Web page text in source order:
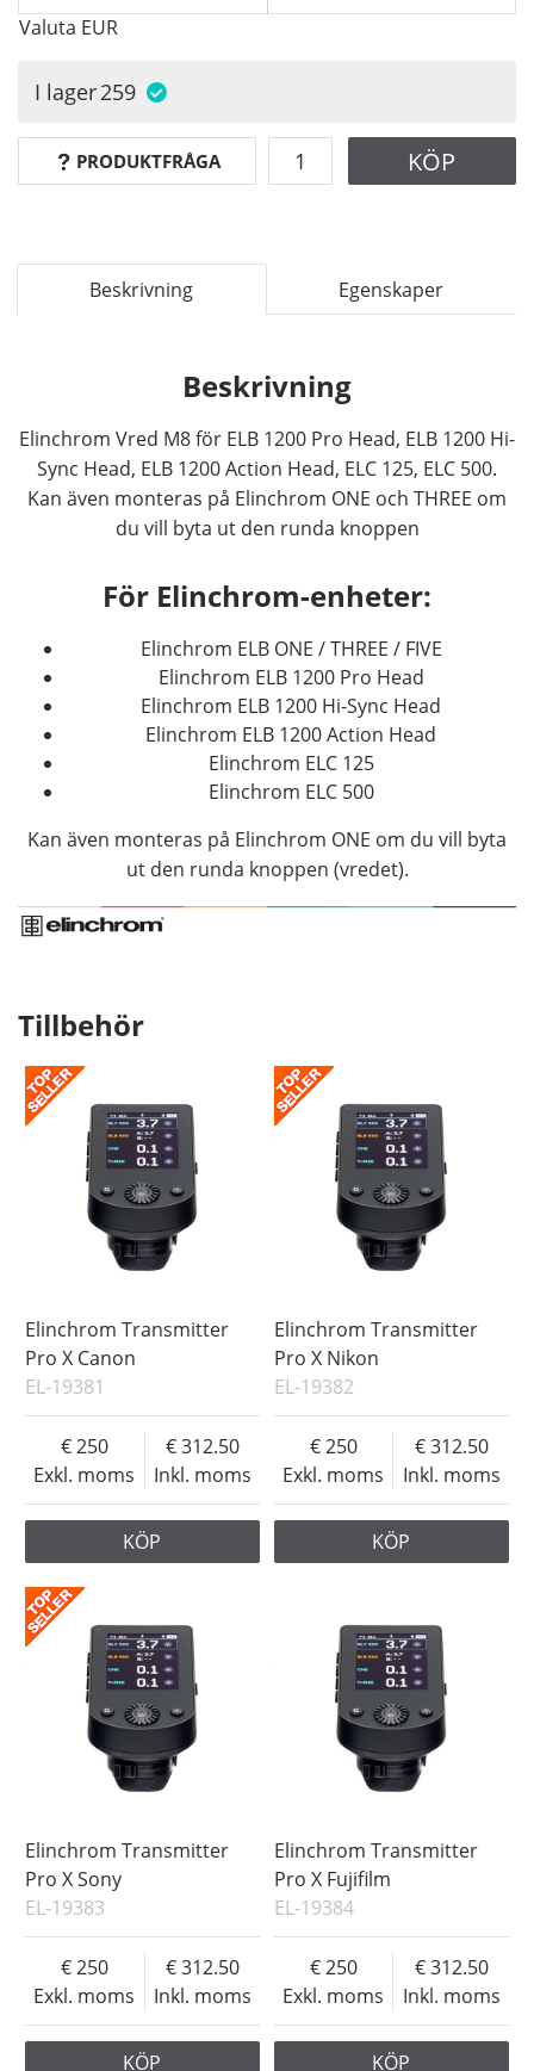
Valuta EUR
I lager259
PRODUKTFRÅGA KÖP
Beskrivning Egenskaper
Beskrivning
Elinchrom Vred M8 för ELB 1200 Pro Head, ELB 1200 Hi-
Sync Head, ELB 1200 Action Head, ELC 125, ELC 500.
Kan även monteras på Elinchrom ONE och THREE om
du vill byta ut den runda knoppen
För Elinchrom-enheter:
Elinchrom ELB ONE / THREE / FIVE
Elinchrom ELB 1200 Pro Head
Elinchrom ELB 1200 Hi-Sync Head
Elinchrom ELB 1200 Action Head
Elinchrom ELC 125
Elinchrom ELC 500
Kan även monteras på Elinchrom ONE om du vill byta
ut den runda knoppen (vredet).
Tillbehör
Elinchrom Transmitter
Pro X Canon
EL-19381
Exkl. moms
250
Inkl. moms
312.50
KÖP
Elinchrom Transmitter
Pro X Nikon
EL-19382
Exkl. moms
250
Inkl. moms
312.50
KÖP
Elinchrom Transmitter
Pro X Sony
EL-19383
Exkl. moms
250
Inkl. moms
312.50
KÖP
Elinchrom Transmitter
Pro X Fujifilm
EL-19384
Exkl. moms
250
Inkl. moms
312.50
KÖP